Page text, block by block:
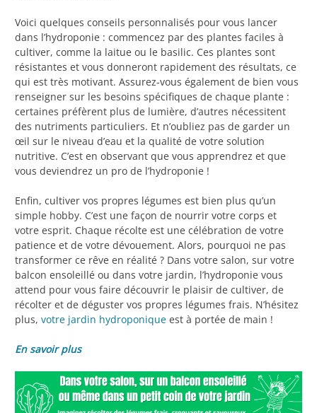
Voici quelques conseils personnalisés pour vous lancer
dans l’hydroponie : commencez par des plantes faciles à
cultiver, comme la laitue ou le basilic. Ces plantes sont
résistantes et vous donneront rapidement des résultats, ce
qui est très motivant. Assurez-vous également de bien vous
renseigner sur les besoins spécifiques de chaque plante :
certaines préfèrent plus de lumière, d’autres nécessitent
des nutriments particuliers. Et n’oubliez pas de garder un
œil sur le niveau d’eau et la qualité de votre solution
nutritive. C’est en observant que vous apprendrez et que
vous deviendrez un pro de l’hydroponie !
Enfin, cultiver vos propres légumes est bien plus qu’un
simple hobby. C’est une façon de nourrir votre corps et
votre esprit. Chaque récolte est une célébration de votre
patience et de votre dévouement. Alors, pourquoi ne pas
transformer ce rêve en réalité ? Dans votre salon, sur votre
balcon ensoleillé ou dans votre jardin, l’hydroponie vous
attend pour vous faire découvrir le plaisir de cultiver, de
récolter et de déguster vos propres légumes frais. N’hésitez
plus, votre jardin hydroponique est à portée de main !
En savoir plus